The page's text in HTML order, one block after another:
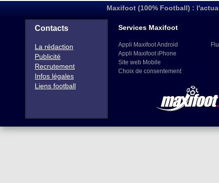
Maxifoot (100% Football) :
Contacts
La rédaction
Publicité
Recrutement
Infos légales
Liens football
Services Maxifoot
Appli Maxifoot Android
Appli Maxifoot iPhone
Site web Mobile
Choix de consentement